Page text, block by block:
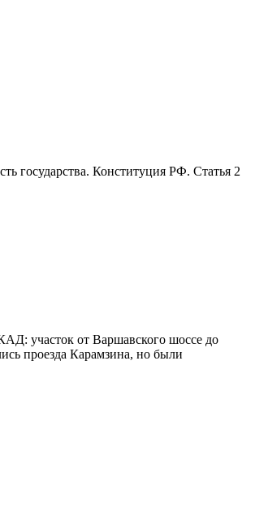
государства. Конституция РФ. Статья 2
участок от Варшавского шоссе до
проезда Карамзина, но были